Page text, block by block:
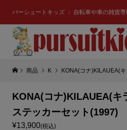
パーシュートキッズ ： 自転車や車の雑貨
商品 K KONA(コナ)KILAUEA(キラウ
KONA(コナ)KILAUEA(キ
ステッカーセット(1997)
¥13,900(税込)